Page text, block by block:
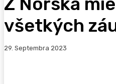
všetkých
29. Septembra 2023